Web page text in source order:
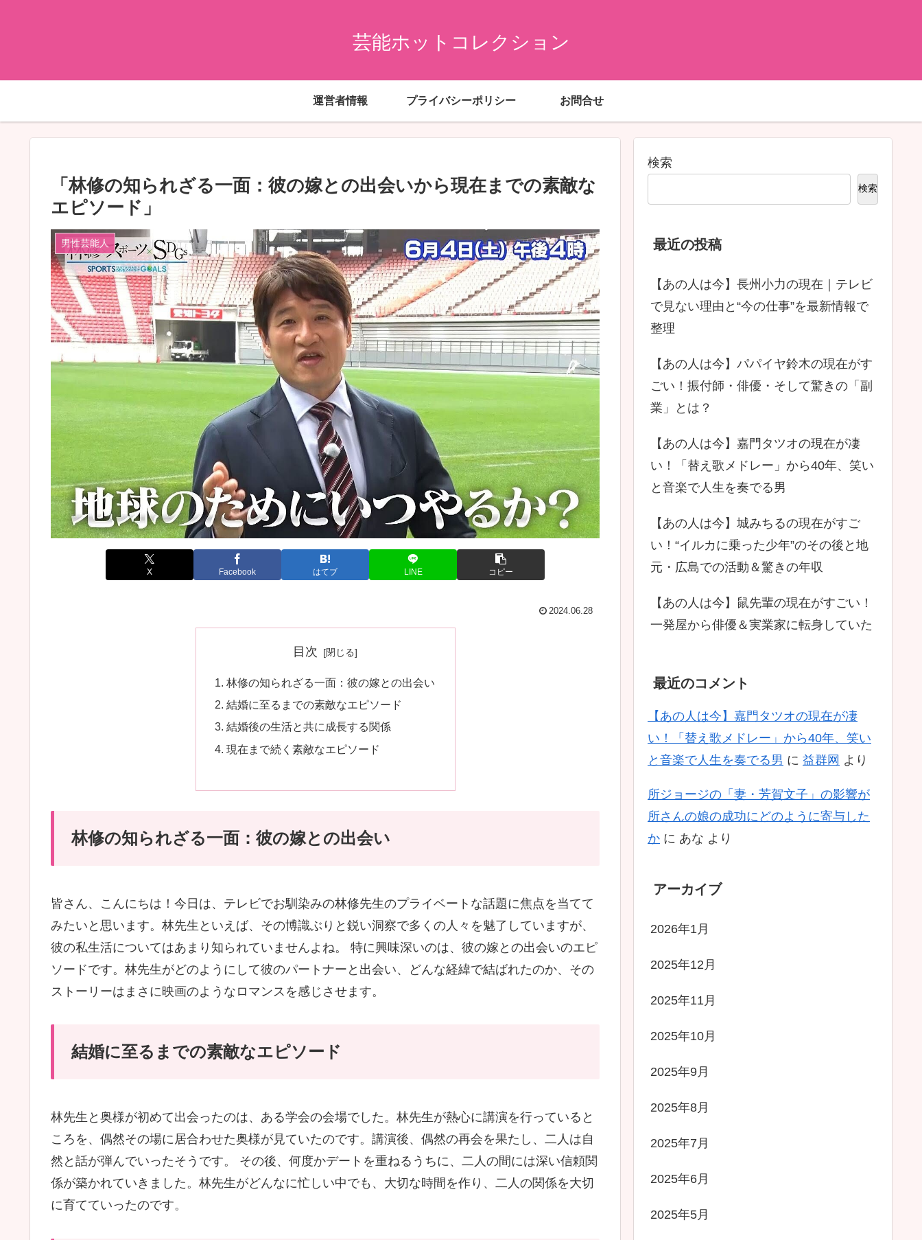
芸能ホットコレクション
運営者情報 プライバシーポリシー お問合せ
「林修の知られざる一面：彼の嫁との出会いから現在までの素敵な
エピソード」
男性芸能人
X Facebook はてブ LINE コピー
2024.06.28
目次
林修の知られざる一面：彼の嫁との出会い
結婚に至るまでの素敵なエピソード
結婚後の生活と共に成長する関係
現在まで続く素敵なエピソード
林修の知られざる一面：彼の嫁との出会い
皆さん、こんにちは！今日は、テレビでお馴染みの林修先生のプライベートな話題に焦点を当てて
みたいと思います。林先生といえば、その博識ぶりと鋭い洞察で多くの人々を魅了していますが、
彼の私生活についてはあまり知られていませんよね。 特に興味深いのは、彼の嫁との出会いのエピ
ソードです。林先生がどのようにして彼のパートナーと出会い、どんな経緯で結ばれたのか、その
ストーリーはまさに映画のようなロマンスを感じさせます。
結婚に至るまでの素敵なエピソード
林先生と奥様が初めて出会ったのは、ある学会の会場でした。林先生が熱心に講演を行っていると
ころを、偶然その場に居合わせた奥様が見ていたのです。講演後、偶然の再会を果たし、二人は自
然と話が弾んでいったそうです。 その後、何度かデートを重ねるうちに、二人の間には深い信頼関
係が築かれていきました。林先生がどんなに忙しい中でも、大切な時間を作り、二人の関係を大切
に育てていったのです。
検索
検索
最近の投稿
【あの人は今】長州小力の現在｜テレビ
で見ない理由と“今の仕事”を最新情報で
整理
【あの人は今】パパイヤ鈴木の現在がす
ごい！振付師・俳優・そして驚きの「副
業」とは？
【あの人は今】嘉門タツオの現在が凄
い！「替え歌メドレー」から40年、笑い
と音楽で人生を奏でる男
【あの人は今】城みちるの現在がすご
い！“イルカに乗った少年”のその後と地
元・広島での活動＆驚きの年収
【あの人は今】鼠先輩の現在がすごい！
一発屋から俳優＆実業家に転身していた
最近のコメント
【あの人は今】嘉門タツオの現在が凄
い！「替え歌メドレー」から40年、笑い
と音楽で人生を奏でる男 に 益群网 より
所ジョージの「妻・芳賀文子」の影響が
所さんの娘の成功にどのように寄与した
か に あな より
アーカイブ
2026年1月
2025年12月
2025年11月
2025年10月
2025年9月
2025年8月
2025年7月
2025年6月
2025年5月